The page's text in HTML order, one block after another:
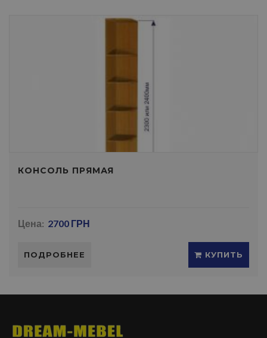
КОНСОЛЬ ПРЯМАЯ
Цена: 2700 ГРН
ПОДРОБНЕЕ КУПИТЬ